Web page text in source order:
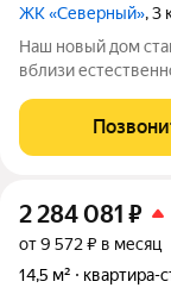
ЖК «Северный», 3
Наш новый дом
вблизи
небольших
студенческую
2 284 081 ₽
от 9 572 ₽ в месяц
14,5 м²
квартира-